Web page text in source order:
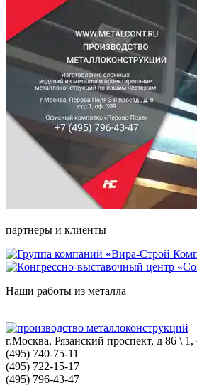
партнеры и клиенты
Наши работы из металла
г.Москва, Рязанский проспект, д 86 \
(495) 740-75-11
(495) 722-15-17
(495) 796-43-47